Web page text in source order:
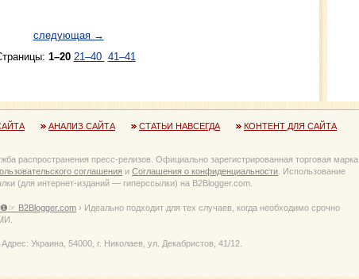
следующая →
1–20 21–40 41–41
АНАЛИЗ САЙТА СТАТЬИ НАВСЕГДА КОНТЕНТ ДЛЯ САЙТА
распространения пресс-релизов. Официально зарегистрированная торговая марка.
соглашения и Соглашения о конфиденциальности . Использование
(для интернет-изданий — гиперссылки) на B2Blogger.com.
B2Blogger.com › Идеально подходит для тех случаев, когда необходимо срочно
Украина, 54000, г. Николаев, ул. Декабристов, 41/12.